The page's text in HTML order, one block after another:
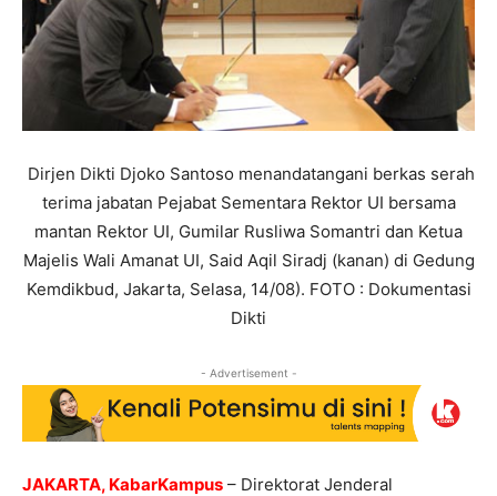
Dirjen Dikti Djoko Santoso menandatangani berkas serah
terima jabatan Pejabat Sementara Rektor UI bersama
mantan Rektor UI, Gumilar Rusliwa Somantri dan Ketua
Majelis Wali Amanat UI, Said Aqil Siradj (kanan) di Gedung
Kemdikbud, Jakarta, Selasa, 14/08). FOTO : Dokumentasi
Dikti
- Advertisement -
JAKARTA, KabarKampus – Direktorat Jenderal